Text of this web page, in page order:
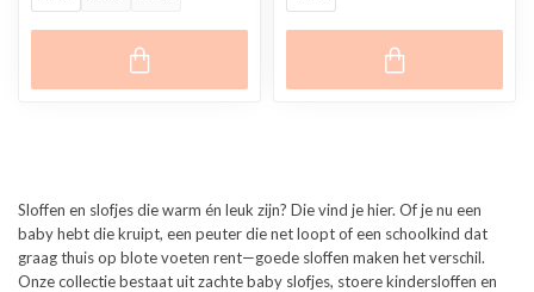
Sloffen en slofjes die warm én leuk zijn? Die vind je hier. Of je nu een
baby hebt die kruipt, een peuter die net loopt of een schoolkind dat
graag thuis op blote voeten rent—goede sloffen maken het verschil.
Onze collectie bestaat uit zachte baby slofjes, stoere kindersloffen en